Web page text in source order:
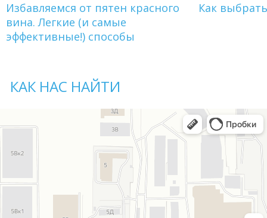
Избавляемся от пятен красного
вина. Легкие (и самые
эффективные!) способы
Как
КАК НАС НАЙТИ